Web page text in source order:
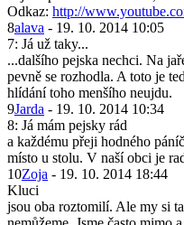
Odkaz: http://
8alava - 19. 10. 2014 10:05
7: Já už taky...
...dalšího pejska nechci. Na
pevně se rozhodla. A toto je
hlídání toho menšího neujdu.
9Jarda - 19. 10. 2014 10:34
8: Já mám pejsky rád
a každému přeji hodného
místo u stolu. V naší obci je
10Zoja - 19. 10. 2014 18:44
Kluci
jsou oba roztomilí. Ale my si